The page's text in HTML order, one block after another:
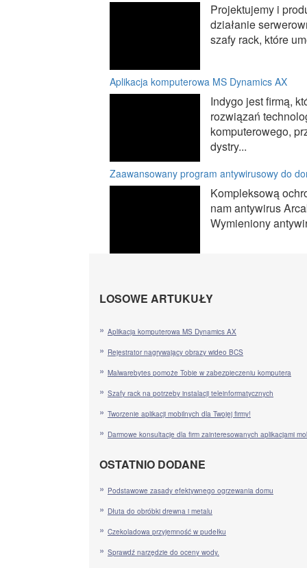
Projektujemy i
działanie
szafy rack, które
Aplikacja komputerowa MS Dynamics AX
Indygo jest firmą,
rozwiązań
komputerowego,
dystry...
Zaawansowany program antywirusowy do
Kompleksową
nam antywirus
Wymieniony
LOSOWE ARTUKUŁY
Aplikacja komputerowa MS Dynamics AX
Rejestrator nagrywający obrazy wideo BCS
Malwarebytes pomoże Tobie w zabezpieczeniu komputera
Szafy rack na potrzeby instalacji teleinformatycznych
Tworzenie aplikacji mobilnych dla Twojej firmy!
Darmowe konsultacje dla firm zainteresowanych aplikacjami
OSTATNIO DODANE
Podstawowe zasady efektywnego ogrzewania domu
Dłuta do obróbki drewna i metalu
Czekoladowa przyjemność w pudełku
Sprawdź narzędzie do oceny wody.